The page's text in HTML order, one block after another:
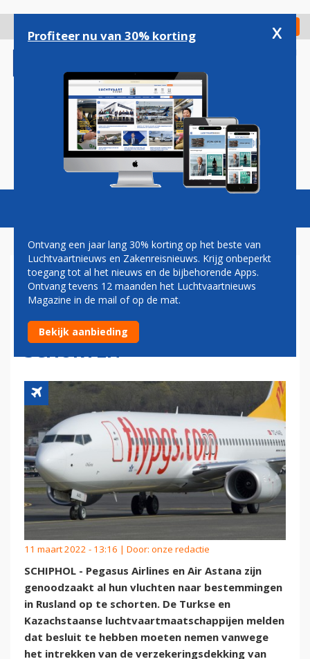
gaan
Check in
Magazine Podcasts Vacatures
PEGASUS EN AIR ASTANA
GENOODZAAKT VLUCHTEN
NAAR RUSLAND OP TE
SCHORTEN
11 maart 2022 - 13:16 | Door: onze redactie
SCHIPHOL - Pegasus Airlines en Air Astana zijn
genoodzaakt al hun vluchten naar bestemmingen
in Rusland op te schorten. De Turkse en
Kazachstaanse luchtvaartmaatschappijen melden
dat besluit te hebben moeten nemen vanwege
het intrekken van de verzekeringsdekking van
Profiteer nu van 30% korting x
Ontvang een jaar lang 30% korting op het beste van
Luchtvaartnieuws en Zakenreisnieuws. Krijg onbeperkt
toegang tot al het nieuws en de bijbehorende Apps.
Ontvang tevens 12 maanden het Luchtvaartnieuws
Magazine in de mail of op de mat.
Bekijk aanbieding